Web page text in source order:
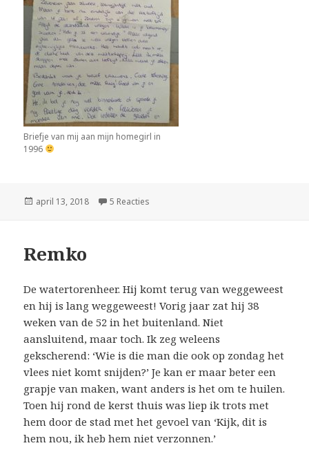
Briefje van mij aan mijn homegirl in
1996
Geplaatst
april 13, 2018 5 Reacties
Remko
De watertorenheer. Hij komt terug van weggeweest
en hij is lang weggeweest! Vorig jaar zat hij 38
weken van de 52 in het buitenland. Niet
aansluitend, maar toch. Ik zeg weleens
gekscherend: ‘Wie is die man die ook op zondag het
vlees niet komt snijden?’ Je kan er maar beter een
grapje van maken, want anders is het om te huilen.
Toen hij rond de kerst thuis was liep ik trots met
hem door de stad met het gevoel van ‘Kijk, dit is
hem nou, ik heb hem niet verzonnen.’